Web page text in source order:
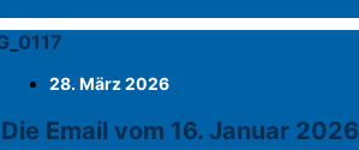
28. März 2026
Die Email vom 16. Januar 2026